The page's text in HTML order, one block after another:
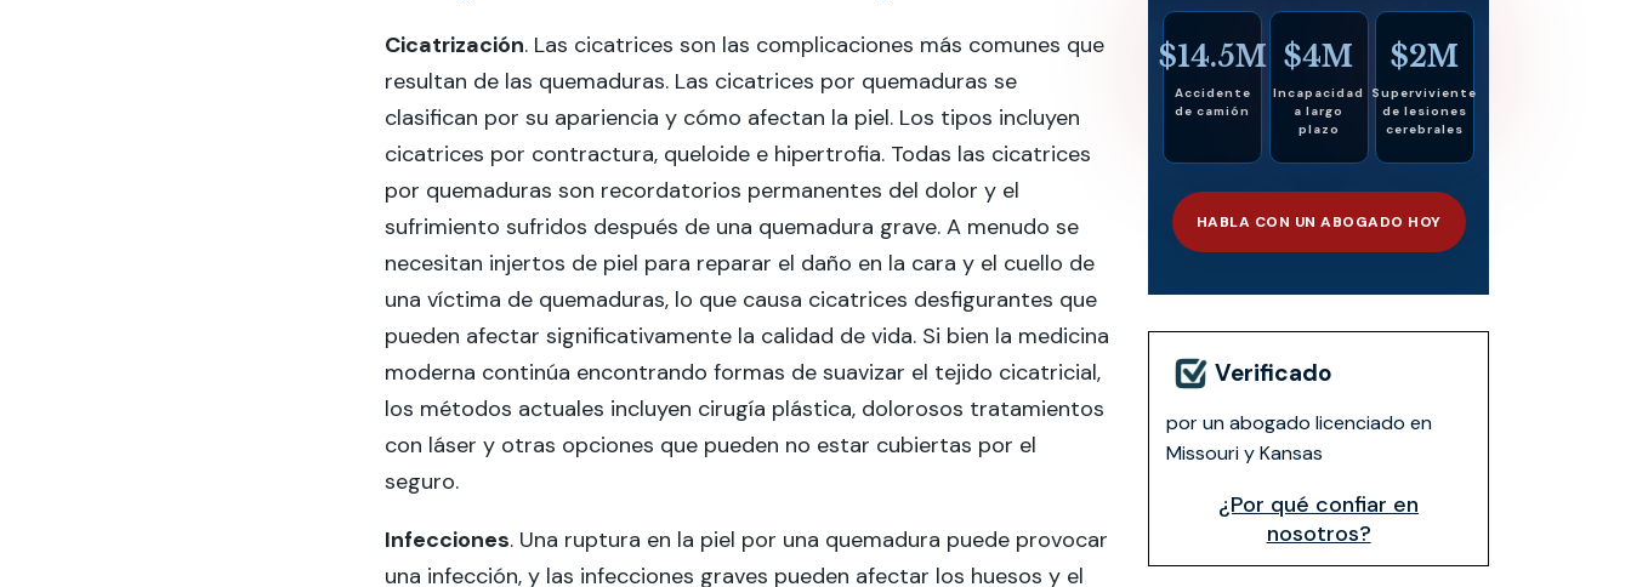
Cicatrización. Las cicatrices son las complicaciones más comunes que
resultan de las quemaduras. Las cicatrices por quemaduras se
clasifican por su apariencia y cómo afectan la piel. Los tipos incluyen
cicatrices por contractura, queloide e hipertrofia. Todas las cicatrices
por quemaduras son recordatorios permanentes del dolor y el
sufrimiento sufridos después de una quemadura grave. A menudo se
necesitan injertos de piel para reparar el daño en la cara y el cuello de
una víctima de quemaduras, lo que causa cicatrices desfigurantes que
pueden afectar significativamente la calidad de vida. Si bien la medicina
moderna continúa encontrando formas de suavizar el tejido cicatricial,
los métodos actuales incluyen cirugía plástica, dolorosos tratamientos
con láser y otras opciones que pueden no estar cubiertas por el
seguro.
Infecciones. Una ruptura en la piel por una quemadura puede provocar
una infección, y las infecciones graves pueden afectar los huesos y el
$14.5M
Accidente
de camión
$4M
Incapacidad
a largo
plazo
$2M
Superviviente
de lesiones
cerebrales
HABLA CON UN ABOGADO HOY
Verificado
por un abogado licenciado en
Missouri y Kansas
¿Por qué confiar en
nosotros?